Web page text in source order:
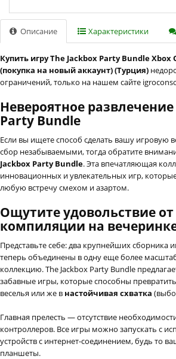
Описание Характеристики
Купить игру The Jackbox Party Bundle Xbox
(покупка на новый аккаунт) (Турция)
ограничений, только на нашем сайте
Невероятное развлечение
Party Bundle
Если вы ищете способ сделать вашу игровую
сбор незабываемыми, тогда обратите
Jackbox Party Bundle. Эта впечатляющая
инновационных и увлекательных игр,
любую встречу смехом и азартом.
Ощутите удовольствие
компиляции на
Представьте себе: два крупнейших сборника
теперь объединены в одну еще более
коллекцию. The Jackbox Party Bundle
забавные игры, которые способны
веселья или же в настойчивая схватка
Главная прелесть — отсутствие
контроллеров. Все игры можно запускать с
устройств с интернет-соединением, будь то
планшеты.